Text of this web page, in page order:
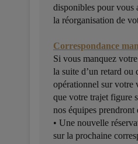
disponibles pour vous
la réorganisation de
Correspondance
Si vous manquez
la suite d’un retard ou
opérationnel sur votre
que votre trajet figure
nos équipes prendront
• Une nouvelle
sur la prochaine